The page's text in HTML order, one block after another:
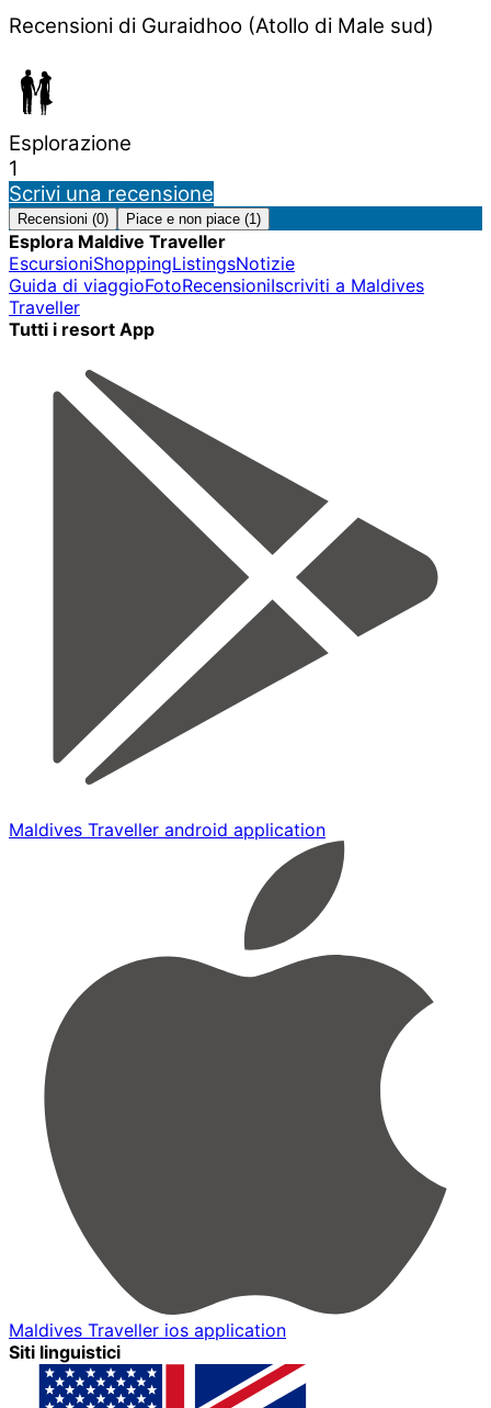
Recensioni di Guraidhoo (Atollo di Male sud)
Esplorazione
1
Scrivi una recensione
Recensioni (0) Piace e non piace (1)
Esplora Maldive Traveller
EscursioniShoppingListingsNotizie
Guida di viaggioFotoRecensioniIscriviti a Maldives
Traveller
Tutti i resort App
Maldives Traveller android application
Maldives Traveller ios application
Siti linguistici